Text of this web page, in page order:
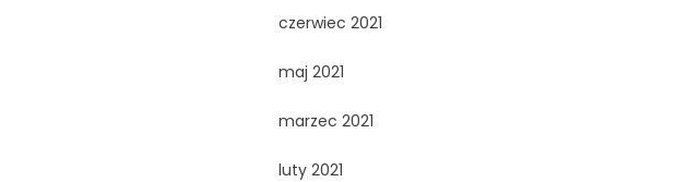
czerwiec 2021
maj 2021
marzec 2021
luty 2021